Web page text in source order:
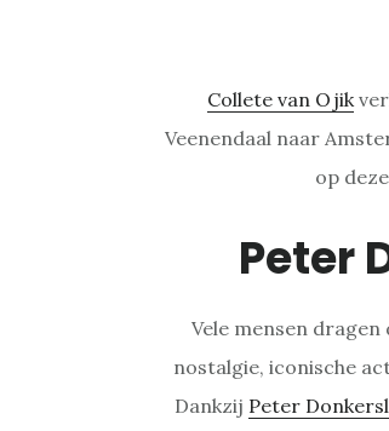
Collete van Ojik
Veenendaal naar
op
Peter
Vele mensen
nostalgie, iconische
Dankzij Peter